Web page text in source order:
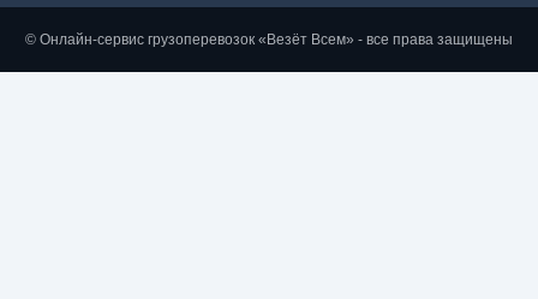
© Онлайн-сервис грузоперевозок «Везёт Всем» - все права защищены